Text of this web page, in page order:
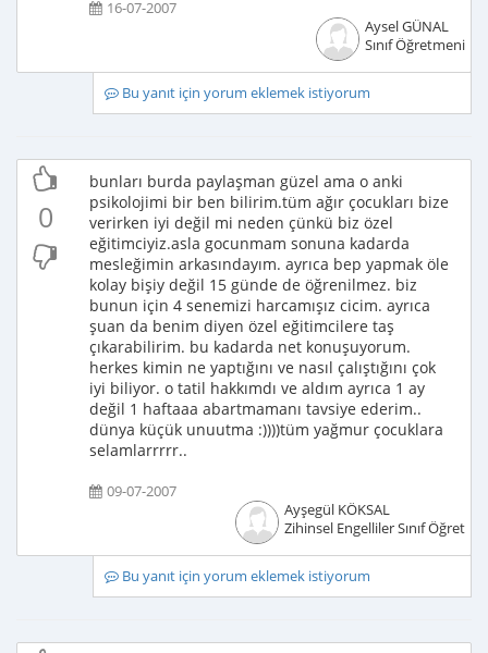
16-07-2007
Aysel GÜNAL
Sınıf Öğretmeni
Bu yanıt için yorum eklemek istiyorum
0
bunları burda paylaşman güzel ama o anki
psikolojimi bir ben bilirim.tüm ağır çocukları bize
verirken iyi değil mi neden çünkü biz özel
eğitimciyiz.asla gocunmam sonuna kadarda
mesleğimin arkasındayım. ayrıca bep yapmak öle
kolay bişiy değil 15 günde de öğrenilmez. biz
bunun için 4 senemizi harcamışız cicim. ayrıca
şuan da benim diyen özel eğitimcilere taş
çıkarabilirim. bu kadarda net konuşuyorum.
herkes kimin ne yaptığını ve nasıl çalıştığını çok
iyi biliyor. o tatil hakkımdı ve aldım ayrıca 1 ay
değil 1 haftaaa abartmamanı tavsiye ederim..
dünya küçük unuutma :))))tüm yağmur çocuklara
selamlarrrrr..
09-07-2007
Ayşegül KÖKSAL
Zihinsel Engelliler Sınıf
Bu yanıt için yorum eklemek istiyorum